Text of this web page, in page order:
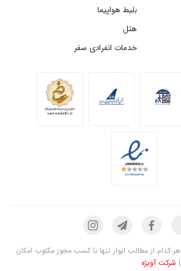
بلیط هواپیما
هتل
خدمات انفرادی سفر
کدام از مطالب ایوار تنها با کسب مجوز مکتوب امکان
شرکت آویژه